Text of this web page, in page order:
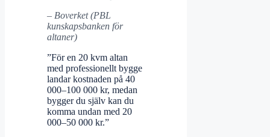
– Boverket (PBL
kunskapsbanken för
altaner)
”För en 20 kvm altan
med professionellt bygge
landar kostnaden på 40
000–100 000 kr, medan
bygger du själv kan du
komma undan med 20
000–50 000 kr.”